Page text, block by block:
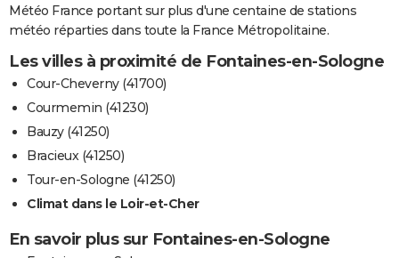
Météo France portant sur plus d'une centaine de stations
météo réparties dans toute la France Métropolitaine.
Les villes à proximité de Fontaines-en-Sologne
Cour-Cheverny (41700)
Courmemin (41230)
Bauzy (41250)
Bracieux (41250)
Tour-en-Sologne (41250)
Climat dans le Loir-et-Cher
En savoir plus sur Fontaines-en-Sologne